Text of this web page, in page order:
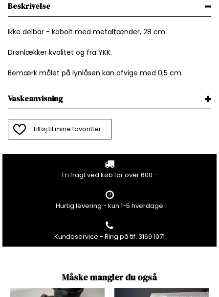
Beskrivelse
Ikke delbar - kobolt med metaltænder, 28 cm
Drønlækker kvalitet og fra YKK.
Bemærk målet på lynlåsen kan afvige med 0,5 cm.
Vaskeanvisning
Tilføj til mine favoritter
Fri fragt ved køb for over 600.-
Hurtig levering - kun 1-5 hverdage
Kundeservice - Ring på tlf. 3169 1071
Måske mangler du også